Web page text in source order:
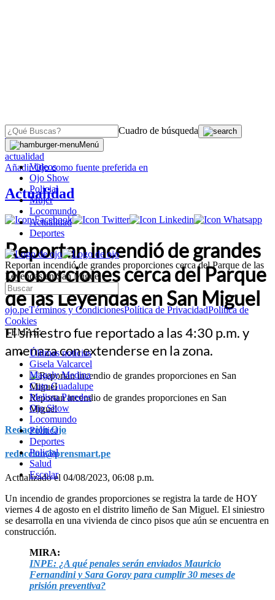
Cuadro de búsqueda
Menú
Videos
Ojo Show
Policial
Mujer
Locomundo
Actualidad
Deportes
Reportan incendió de grandes proporciones cerca del Parque de las
Leyendas en San Miguel
ojo.peTérminos y CondicionesPolítica de PrivacidadPolítica de
Cookies
TEMAS:
Últimas noticias
Gisela Valcarcel
Magaly Medina
Cuto Guadalupe
Melissa Paredes
Ojo Show
Locomundo
Política
Deportes
Policial
Salud
Escolar
OJO
actualidad
AñadirOjocomo fuente preferida en
Actualidad
Reportan incendió de grandes
proporciones cerca del Parque
de las Leyendas en San Miguel
El siniestro fue reportado a las 4:30 p.m. y
amenaza con extenderse en la zona.
Reportan incendio de grandes proporciones en San
Miguel
Redacción Ojo
redaccion@prensmart.pe
Actualizado el 04/08/2023, 06:08 p.m.
Un incendio de grandes proporciones se registra la tarde de HOY
viernes 4 de agosto en el distrito limeño de San Miguel. El siniestro
se desarrolla en una vivienda de cinco pisos que aún se encuentra en
construcción.
MIRA:
INPE: ¿A qué penales serán enviados Mauricio
Fernandini y Sara Goray para cumplir 30 meses de
prisión preventiva?